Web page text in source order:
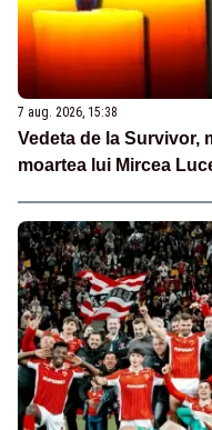
7 aug. 2026, 15:38
Vedeta de la Survivor,
moartea lui Mircea